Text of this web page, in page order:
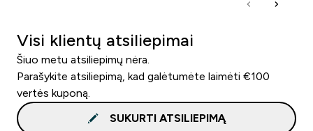
Visi klientų atsiliepimai
Šiuo metu atsiliepimų nėra.
Parašykite atsiliepimą, kad galėtumėte laimėti €100
vertės kuponą.
SUKURTI ATSILIEPIMĄ